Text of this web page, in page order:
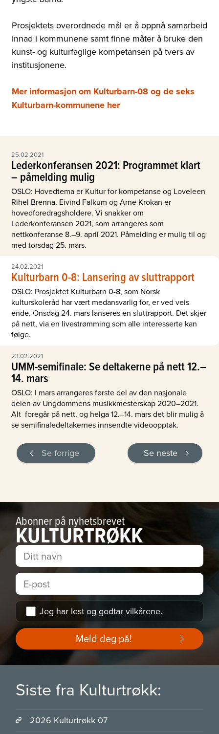
Prosjektets overordnede mål er å oppnå samarbeid
innad i kommunene samt finne måter å bruke den
kunst- og kulturfaglige kompetansen på tvers av
institusjonene.
Mer informasjon om Kulturbarn-08 og de seks
Kulturbarn-kommunene her
25.02.2021
Lederkonferansen 2021: Programmet klart
– påmelding mulig
OSLO: Hovedtema er Kultur for kompetanse og Loveleen
Rihel Brenna, Eivind Falkum og Arne Krokan er
hovedforedragsholdere. Vi snakker om
Lederkonferansen 2021, som arrangeres som
nettkonferanse 8.–9. april 2021. Påmelding er mulig til og
med torsdag 25. mars.
24.02.2021
Kulturbarn 0-8: Lansering av sluttrapport
OSLO: Prosjektet Kulturbarn 0-8, som Norsk
kulturskoleråd har vært medansvarlig for, er ved veis
ende. Onsdag 24. mars lanseres en sluttrapport. Det skjer
på nett, via en livestrømming som alle interesserte kan
følge.
23.02.2021
UMM-semifinale: Se deltakerne på nett 12.–
14. mars
OSLO: I mars arrangeres første del av den nasjonale
delen av Ungdommens musikkmesterskap 2020–2021.
Alt foregår på nett, og helga 12.–14. mars det blir mulig å
se semifinaledeltakernes innsendte videoopptak.
Se forrige Se neste
Abonner på nyhetsbrevet
KULTURTRØKK
Jeg har lest og godtar vilkårene.
Meld deg på!
Siste fra Kulturtrøkk:
2026 Kulturtrøkk 07